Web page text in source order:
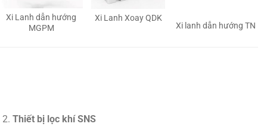
Xi Lanh dẫn hướng
MGPM
Xi Lanh Xoay QDK
Xi lanh dẫn hướng TN
Thiết bị lọc khí SNS